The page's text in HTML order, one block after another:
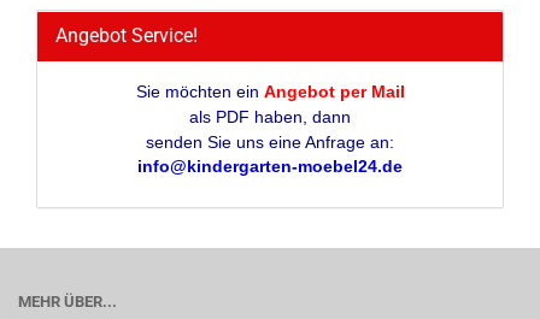
Angebot Service!
Sie möchten ein Angebot per Mail
als PDF haben, dann
senden Sie uns eine Anfrage an:
info@kindergarten-moebel24.de
MEHR ÜBER...